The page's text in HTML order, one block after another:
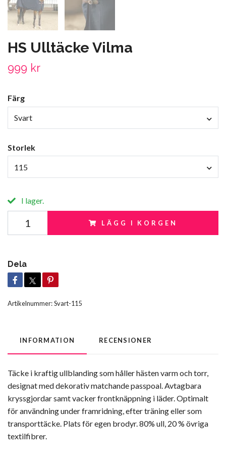
HS Ulltäcke Vilma
999 kr
Färg
Svart
Storlek
115
I lager.
LÄGG I KORGEN
Dela
Artikelnummer:Svart-115
INFORMATION RECENSIONER
Täcke i kraftig ullblanding som håller hästen varm och torr,
designat med dekorativ matchande passpoal. Avtagbara
kryssgjordar samt vacker frontknäppning i läder. Optimalt
för användning under framridning, efter träning eller som
transporttäcke. Plats för egen brodyr. 80% ull, 20 % övriga
textilfibrer.